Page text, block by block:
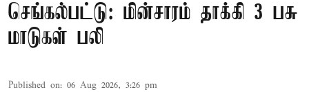
செங்கல்பட்டு: மின்சாரம் தாக்கி 3 பசு
மாடுகள் பலி
Published on: 06 Aug 2026, 3:26 pm